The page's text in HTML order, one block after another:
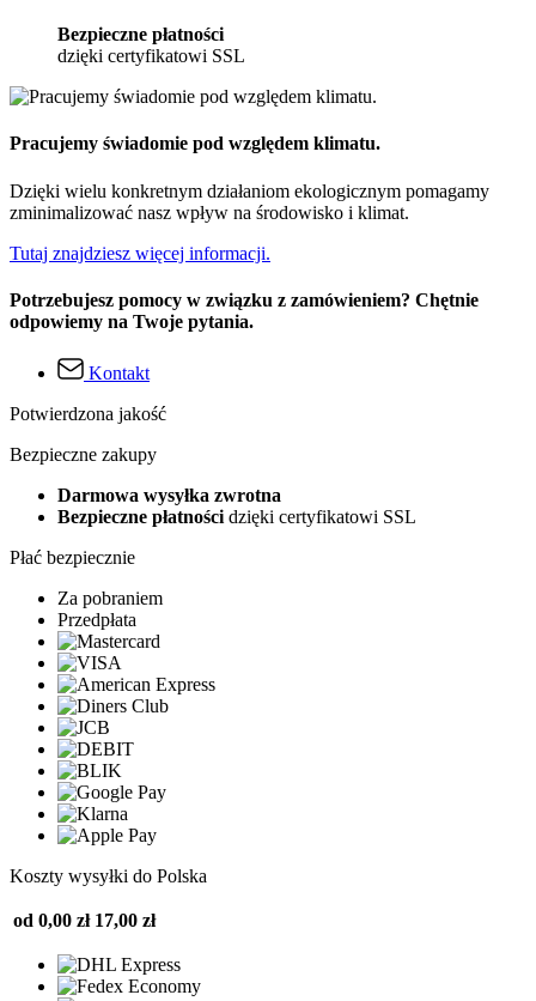
Bezpieczne płatności
dzięki certyfikatowi SSL
Pracujemy świadomie pod względem klimatu.
Dzięki wielu konkretnym działaniom ekologicznym pomagamy
zminimalizować nasz wpływ na środowisko i klimat.
Tutaj znajdziesz więcej informacji.
Potrzebujesz pomocy w związku z zamówieniem? Chętnie
odpowiemy na Twoje pytania.
Kontakt
Potwierdzona jakość
Bezpieczne zakupy
Darmowa wysyłka zwrotna
Bezpieczne płatności dzięki certyfikatowi SSL
Płać bezpiecznie
Za pobraniem
Przedpłata
Koszty wysyłki do Polska
od 0,00 zł 17,00 zł